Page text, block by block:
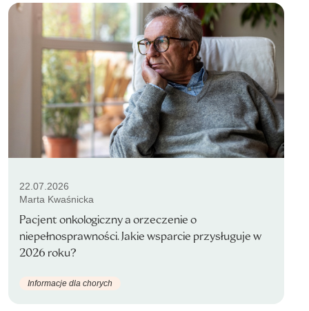
22.07.2026
Marta Kwaśnicka
Pacjent onkologiczny a orzeczenie o
niepełnosprawności. Jakie wsparcie przysługuje w
2026 roku?
Informacje dla chorych